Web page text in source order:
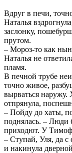
Вдруг в печи,
Наталья
заслонку,
прутом.
– Мороз-то как
Наталья не
пламя.
В печной трубе
точно живое,
вырваться наружу.
отпрянула,
– Пойду до хаты,
поднялась. – Люди
приходют. У
– Ступай, Уля, да с
и накинула